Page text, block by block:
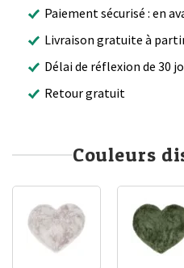
Paiement sécurisé : en
Livraison gratuite à
Délai de réflexion de 30
Retour gratuit
Couleurs